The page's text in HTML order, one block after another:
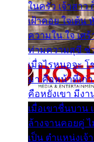
ในครัว เจ้าสาว
เฝ้าคอย ใจเต้น
ความใน ใจ เศ
ท่ามความสุขี ช่
เมื่อไรหนอจะ
มา คือหน้าที่เก่
คือหยังเขา มีง
เมื่อเขาชื่นบาน
ล้างจานคอยคู่
เป็น ตำแหน่งเ